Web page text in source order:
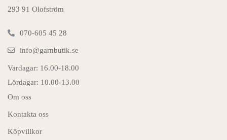
293 91 Olofström
070-605 45 28
info@garnbutik.se
Vardagar: 16.00-18.00
Lördagar: 10.00-13.00
Om oss
Kontakta oss
Köpvillkor